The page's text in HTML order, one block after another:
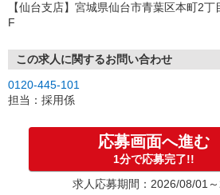
【仙台支店】宮城県仙台市青葉区本町2
F
この求人に関するお問い合わせ
0120-445-101
担当：採用係
応募画面へ進む
1分で応募完了!!
求人応募期間：2026/08/01